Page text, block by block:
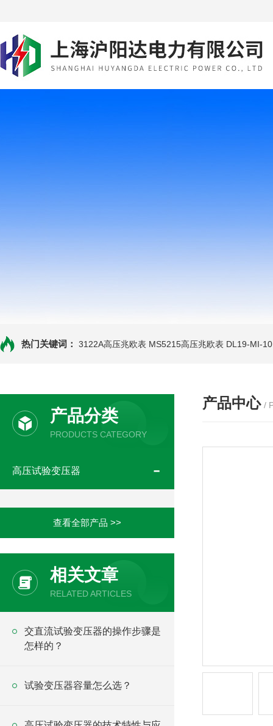
热门关键词： 3122A高压兆欧表 MS5215高压兆欧表 DL19-MI-
产品分类
PRODUCTS CATEGORY
高压试验变压器
查看全部产品 >>
相关文章
RELATED ARTICLES
交直流试验变压器的操作步骤是
怎样的？
试验变压器容量怎么选？
产品中心 /